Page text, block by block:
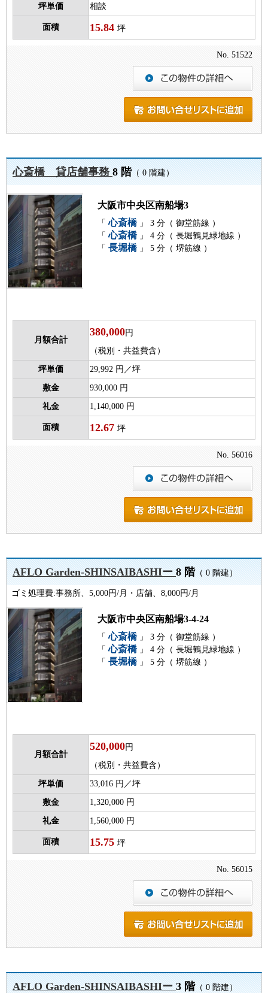
坪単価 相談
面積 15.84 坪
No. 51522
心斎橋 貸店舗事務8 階（ 0 階建）
大阪市中央区南船場3
「 心斎橋 」 3 分（ 御堂筋線 ）
「 心斎橋 」 4 分（ 長堀鶴見緑地線 ）
「 長堀橋 」 5 分（ 堺筋線 ）
月額合計
380,000円
（税別・共益費含）
坪単価 29,992 円／坪
敷金 930,000 円
礼金 1,140,000 円
面積 12.67 坪
No. 56016
AFLO Garden-SHINSAIBASHIー8 階（ 0 階建）
ゴミ処理費:事務所、5,000円/月・店舗、8,000円/月
大阪市中央区南船場3-4-24
「 心斎橋 」 3 分（ 御堂筋線 ）
「 心斎橋 」 4 分（ 長堀鶴見緑地線 ）
「 長堀橋 」 5 分（ 堺筋線 ）
月額合計
520,000円
（税別・共益費含）
坪単価 33,016 円／坪
敷金 1,320,000 円
礼金 1,560,000 円
面積 15.75 坪
No. 56015
AFLO Garden-SHINSAIBASHIー3 階（ 0 階建）